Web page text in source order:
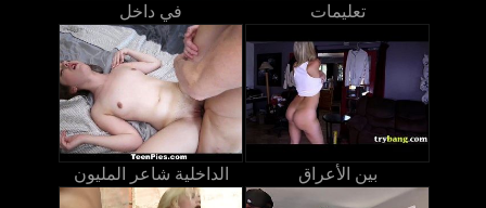
في داخل تعليمات
الداخلية شاعر المليون بين الأعراق